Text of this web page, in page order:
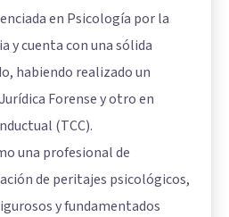
en Psicología por la
y cuenta con una sólida
habiendo realizado un
Forense y otro en
(TCC).
una profesional de
de peritajes psicológicos,
y fundamentados